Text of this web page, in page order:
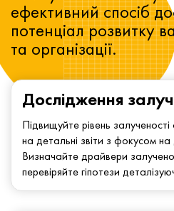
Дослідження
Підвищуйте рівень залученості
на детальні звіти з фокусом на
Визначайте драйвери
перевіряйте гіпотези
ефективний спосіб
потенціал розвитку
та організації.